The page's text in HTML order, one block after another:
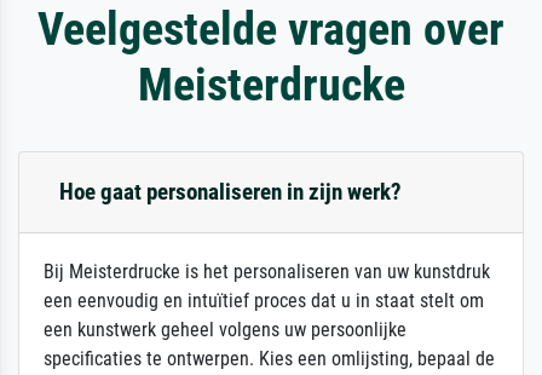
Veelgestelde vragen over
Meisterdrucke
Hoe gaat personaliseren in zijn werk?
Bij Meisterdrucke is het personaliseren van uw kunstdruk
een eenvoudig en intuïtief proces dat u in staat stelt om
een kunstwerk geheel volgens uw persoonlijke
specificaties te ontwerpen. Kies een omlijsting, bepaal de